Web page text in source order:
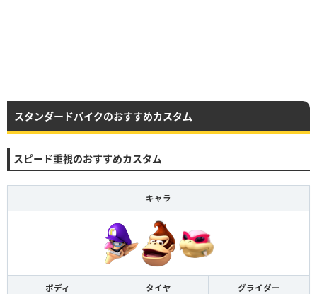
スタンダードバイクのおすすめカスタム
スピード重視のおすすめカスタム
キャラ
ボディ タイヤ グライダー